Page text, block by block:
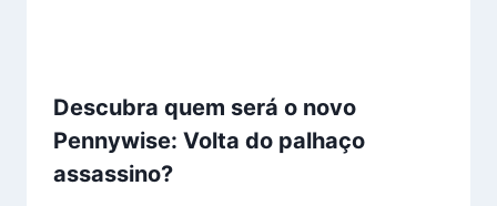
Descubra quem será o novo
Pennywise: Volta do palhaço
assassino?